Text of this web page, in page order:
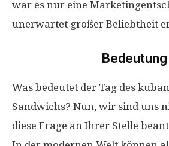
war es nur eine
unerwartet großer Beliebtheit
Bedeutung
Was bedeutet der Tag des
Sandwichs? Nun, wir sind uns
diese Frage an Ihrer Stelle